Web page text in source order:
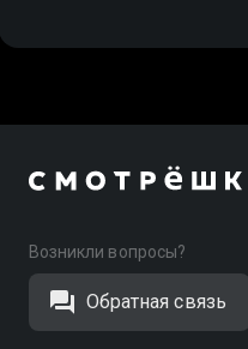
Возникли вопросы?
Обратная связь